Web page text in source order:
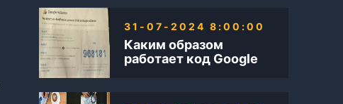
Каким образом
работает код Google
31-07-2024 8:00:00